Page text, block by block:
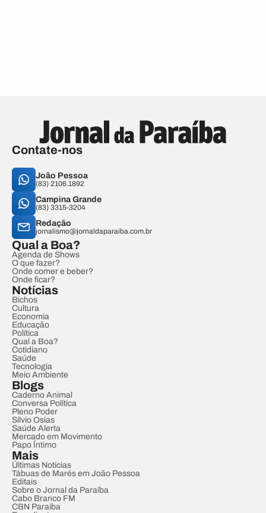
Contate-nos
João Pessoa
(83) 2106.1892
Campina Grande
(83) 3315-3204
Redação
jornalismo@jornaldaparaiba.com.br
Qual a Boa?
Agenda de Shows
O que fazer?
Onde comer e beber?
Onde ficar?
Notícias
Bichos
Cultura
Economia
Educação
Política
Qual a Boa?
Cotidiano
Saúde
Tecnologia
Meio Ambiente
Blogs
Caderno Animal
Conversa Política
Pleno Poder
Sílvio Osias
Saúde Alerta
Mercado em Movimento
Papo Íntimo
Mais
Últimas Notícias
Tábuas de Marés em João Pessoa
Editais
Sobre o Jornal da Paraíba
Cabo Branco FM
CBN Paraíba